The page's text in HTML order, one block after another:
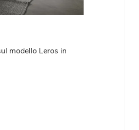
modello Leros in